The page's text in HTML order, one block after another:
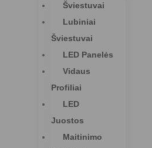
Šviestuvai
Lubiniai
Šviestuvai
LED Panelės
Vidaus
Profiliai
LED
Juostos
Maitinimo